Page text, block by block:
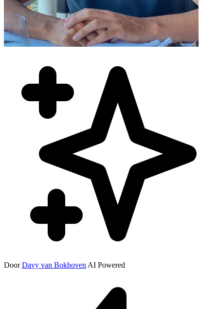
DoorDavy van Bokhoven AI Powered